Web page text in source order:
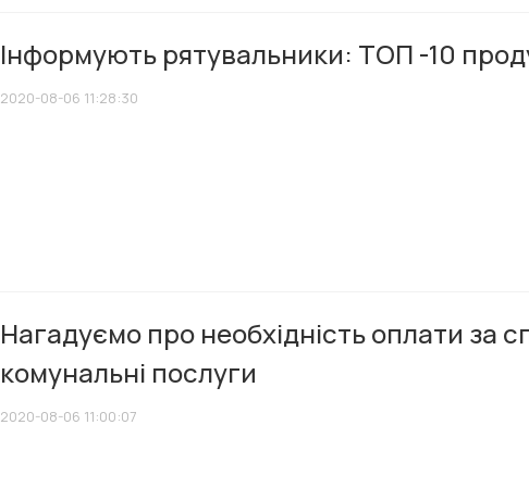
Інформують рятувальники: ТОП -10
2020-08-06 11:28:30
Нагадуємо про необхідність оплати за
комунальні послуги
2020-08-06 11:00:07